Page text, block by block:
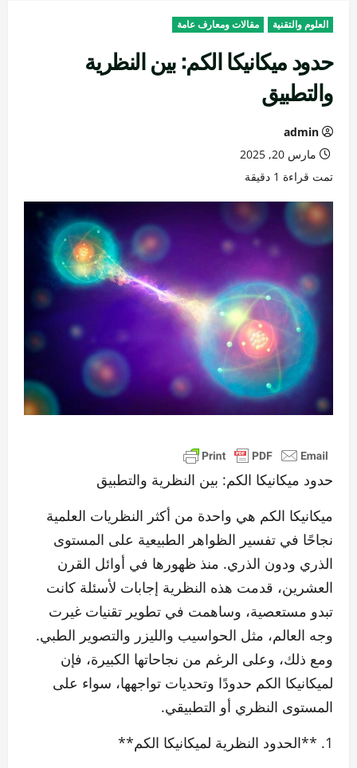
العلوم والتقنية مقالات ومعارف عامة
حدود ميكانيكا الكم: بين النظرية
والتطبيق
admin
مارس 20, 2025
تمت قراءة 1 دقيقة
حدود ميكانيكا الكم: بين النظرية والتطبيق
ميكانيكا الكم هي واحدة من أكثر النظريات العلمية
نجاحًا في تفسير الظواهر الطبيعية على المستوى
الذري ودون الذري. منذ ظهورها في أوائل القرن
العشرين، قدمت هذه النظرية إجابات لأسئلة كانت
تبدو مستعصية، وساهمت في تطوير تقنيات غيرت
وجه العالم، مثل الحواسيب والليزر والتصوير الطبي.
ومع ذلك، وعلى الرغم من نجاحاتها الكبيرة، فإن
لميكانيكا الكم حدودًا وتحديات تواجهها، سواء على
المستوى النظري أو التطبيقي.
1. **الحدود النظرية لميكانيكا الكم**